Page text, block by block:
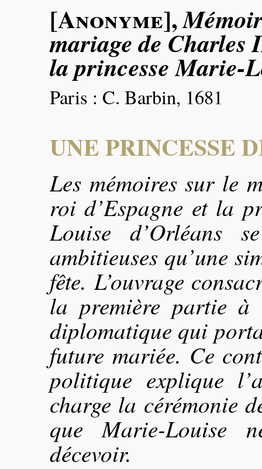
[Anonyme],
mariage de Charles
la princesse Marie-
Paris : C. Barbin, 1681
UNE PRINCESSE
Les mémoires sur le
roi d’Espagne et la
Louise d’Orléans
ambitieuses qu’une
fête. L’ouvrage
la première partie à
diplomatique qui
future mariée. Ce
politique explique
charge la cérémonie
que Marie-Louise
décevoir.